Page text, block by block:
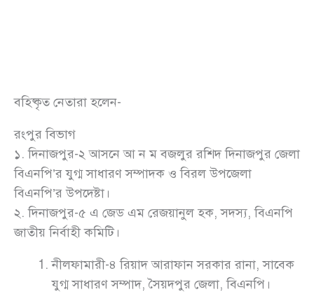
বহিষ্কৃত নেতারা হলেন-
রংপুর বিভাগ
১. দিনাজপুর-২ আসনে আ ন ম বজলুর রশিদ দিনাজপুর জেলা
বিএনপি’র যুগ্ম সাধারণ সম্পাদক ও বিরল উপজেলা
বিএনপি’র উপদেষ্টা।
২. দিনাজপুর-৫ এ জেড এম রেজয়ানুল হক, সদস্য, বিএনপি
জাতীয় নির্বাহী কমিটি।
নীলফামারী-৪ রিয়াদ আরাফান সরকার রানা, সাবেক
যুগ্ম সাধারণ সম্পাদ, সৈয়দপুর জেলা, বিএনপি।